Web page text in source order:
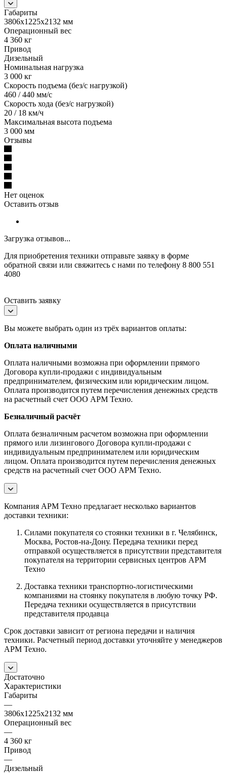
Габариты
3806х1225х2132 мм
Операционный вес
4 360 кг
Привод
Дизельный
Номинальная нагрузка
3 000 кг
Скорость подъема (без/с нагрузкой)
460 / 440 мм/с
Скорость хода (без/с нагрузкой)
20 / 18 км/ч
Максимальная высота подъема
3 000 мм
Отзывы
Нет оценок
Оставить отзыв
Загрузка отзывов...
Для приобретения техники отправьте заявку в форме
обратной связи или свяжитесь с нами по телефону 8 800 551
4080
Оставить заявку
Вы можете выбрать один из трёх вариантов оплаты:
Оплата наличными
Оплата наличными возможна при оформлении прямого
Договора купли-продажи с индивидуальным
предпринимателем, физическим или юридическим лицом.
Оплата производится путем перечисления денежных средств
на расчетный счет ООО АРМ Техно.
Безналичный расчёт
Оплата безналичным расчетом возможна при оформлении
прямого или лизингового Договора купли-продажи с
индивидуальным предпринимателем или юридическим
лицом. Оплата производится путем перечисления денежных
средств на расчетный счет ООО АРМ Техно.
Компания АРМ Техно предлагает несколько вариантов
доставки техники:
Силами покупателя со стоянки техники в г. Челябинск,
Москва, Ростов-на-Дону. Передача техники перед
отправкой осуществляется в присутствии представителя
покупателя на территории сервисных центров АРМ
Техно
Доставка техники транспортно-логистическими
компаниями на стоянку покупателя в любую точку РФ.
Передача техники осуществляется в присутствии
представителя продавца
Срок доставки зависит от региона передачи и наличия
техники. Расчетный период доставки уточняйте у менеджеров
АРМ Техно.
Достаточно
Характеристики
Габариты
—
3806х1225х2132 мм
Операционный вес
—
4 360 кг
Привод
—
Дизельный